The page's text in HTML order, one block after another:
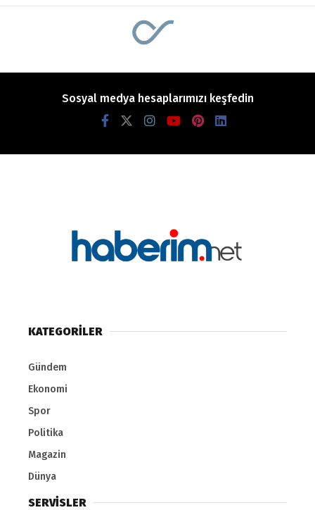
Sosyal medya hesaplarımızı keşfedin
KATEGORİLER
Gündem
Ekonomi
Spor
Politika
Magazin
Dünya
SERVİSLER